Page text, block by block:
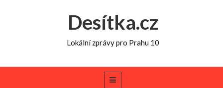
Desítka.cz
Lokální zprávy pro Prahu 10